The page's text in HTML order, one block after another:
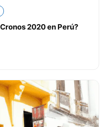
2020 en Perú?